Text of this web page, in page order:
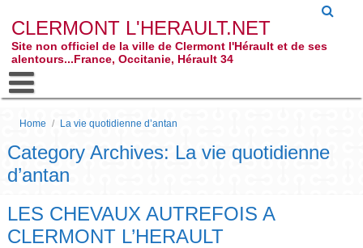
CLERMONT L'HERAULT.NET
Site non officiel de la ville de Clermont l'Hérault et de ses
alentours...France, Occitanie, Hérault 34
Home / La vie quotidienne d’antan
Category Archives: La vie quotidienne
d’antan
LES CHEVAUX AUTREFOIS A
CLERMONT L’HERAULT